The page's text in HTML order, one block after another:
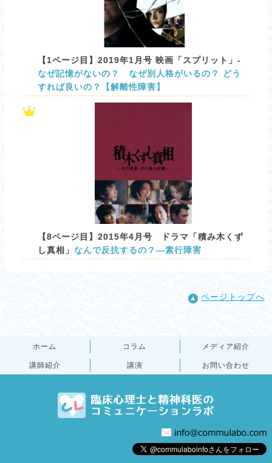
【1ページ目】2019年1月号 映画「スプリット」-
なぜ記憶がないの？ なぜ別人格がいるの？ どう
すれば良いの？【解離性障害】
【8ページ目】2015年4月号 ドラマ「積み木くず
し真相」 なんで反抗するの？―素行障害
ページトップへ
ホーム コラム メディア紹介
講師紹介 講演 お問い合わせ